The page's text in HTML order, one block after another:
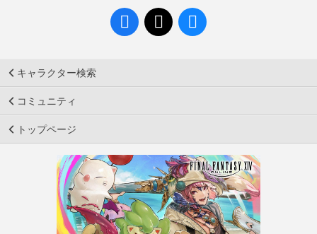
キャラクター検索
コミュニティ
トップページ